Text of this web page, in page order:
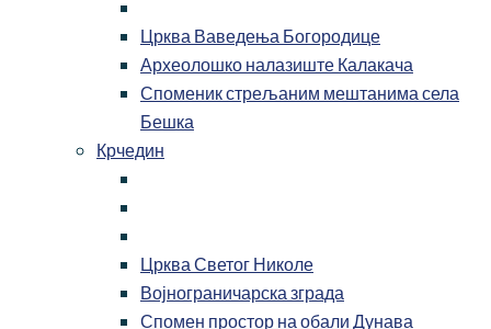
Црква Ваведења Богородице
Археолошко налазиште Калакача
Споменик стрељаним мештанима села
Бешка
Крчедин
Црква Светог Николе
Војнограничарска зграда
Спомен простор на обали Дунава